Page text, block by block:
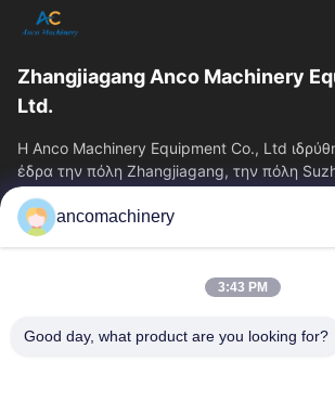
Zhangjiagang Anco Machinery
Ltd.
Η Anco Machinery Equipment Co., Ltd
έδρα την πόλη Zhangjiagang, την πόλη
Jiangsu.
Γρήγοροι Σύνδεσμοι
Σχετικά Με
Γύρος Εργοστασίων
Ποιοτικός
ancomachinery
3:43 PM
Good day, what product are you looking for?